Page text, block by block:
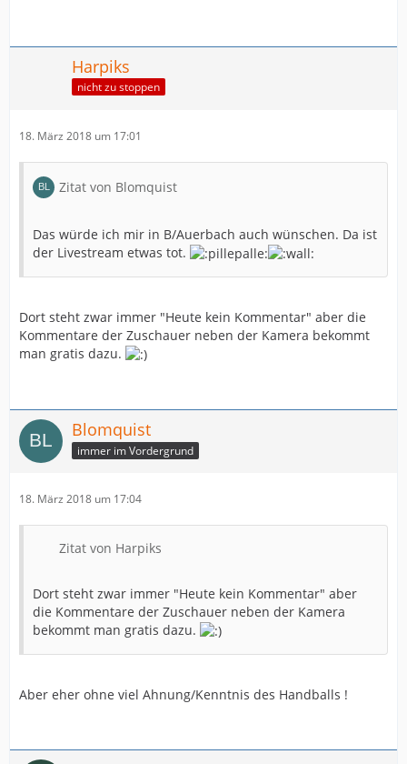
Harpiks
nicht zu stoppen
18. März 2018 um 17:01
Zitat von Blomquist
Das würde ich mir in B/Auerbach auch wünschen. Da ist
der Livestream etwas tot.
Dort steht zwar immer "Heute kein Kommentar" aber die
Kommentare der Zuschauer neben der Kamera bekommt
man gratis dazu.
Blomquist
immer im Vordergrund
18. März 2018 um 17:04
Zitat von Harpiks
Dort steht zwar immer "Heute kein Kommentar" aber
die Kommentare der Zuschauer neben der Kamera
bekommt man gratis dazu.
Aber eher ohne viel Ahnung/Kenntnis des Handballs !